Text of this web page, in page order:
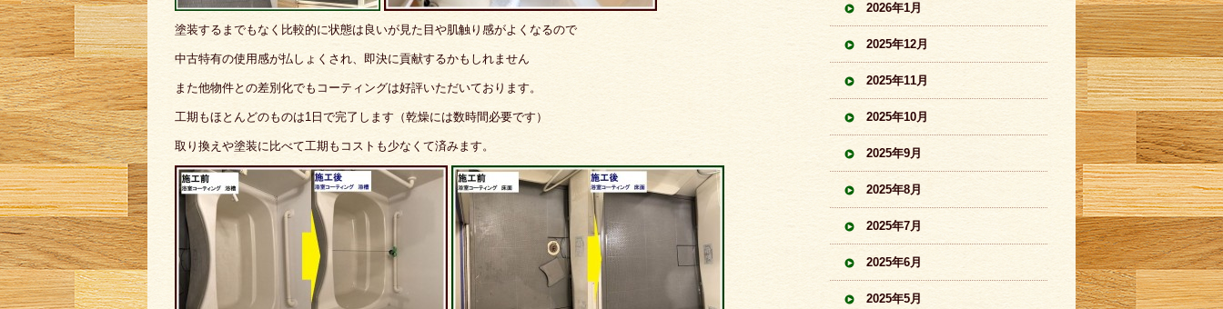
塗装するまでもなく比較的に状態は良いが見た目や肌触り感がよくなるので
中古特有の使用感が払しょくされ、即決に貢献するかもしれません
また他物件との差別化でもコーティングは好評いただいております。
工期もほとんどのものは1日で完了します（乾燥には数時間必要です）
取り換えや塗装に比べて工期もコストも少なくて済みます。
2026年1月
2025年12月
2025年11月
2025年10月
2025年9月
2025年8月
2025年7月
2025年6月
2025年5月